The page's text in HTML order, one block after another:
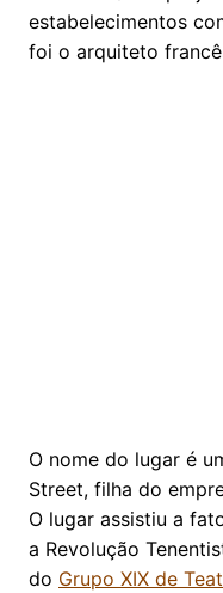
estabelecimentos
foi o arquiteto
O nome do lugar é
Street, filha do
O lugar assistiu a
a Revolução
do Grupo XIX de